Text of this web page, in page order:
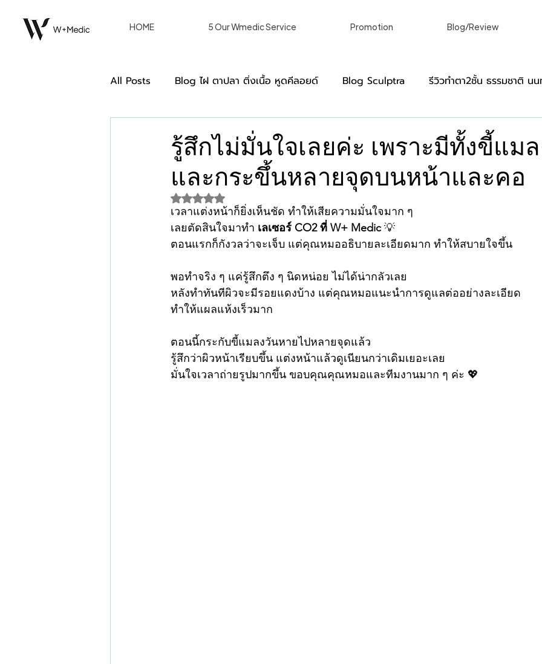
HOME 5 Our Wmedic Service Promotion Blog/Review
All Posts Blog ไฝ ตาปลา ติ่งเนื้อ หูดคีลอยด์ Blog Sculptra รีวิวทําตา2ชั้น ธรรมชาติ น
Double Eyelid ตาสองชั้น [Blog] หมวดหมู่สำหรับผู้ชาย รีวิว ผ่าคีลอย
การรักษาของผู้หญิงด้วยวิธีเลเซอร์ เลเซอร์ขน กําจัดขนถาวร เลเซอร์ถาวร เลเซอร์ผิวหนังแล
we care หลังรักษา W+ Medic Clinic ศัลยกรรมตกแต่งร่างกายในแบบที่ของคุณ
รีวิวฉีดSculptraปรับรูปหน้า นนทบุรี กระชับหน้า Soft Thermage ยกหน้า
รู้สึกไม่มั่นใจเลยค่ะ เพราะมีทั้งขี้แม
และกระขึ้นหลายจุดบนหน้าและคอ
ได้รับ NaN เต็ม 5 ดาว
เวลาแต่งหน้าก็ยิ่งเห็นชัด ทำให้เสียความมั่นใจมาก ๆ
เลยตัดสินใจมาทำ เลเซอร์ CO2 ที่ W+ Medic 💡
ตอนแรกก็กังวลว่าจะเจ็บ แต่คุณหมออธิบายละเอียดมาก ทำให้สบายใจขึ้น
พอทำจริง ๆ แค่รู้สึกตึง ๆ นิดหน่อย ไม่ได้น่ากลัวเลย
หลังทำทันทีผิวจะมีรอยแดงบ้าง แต่คุณหมอแนะนำการดูแลต่ออย่างละเอียด
ทำให้แผลแห้งเร็วมาก
ตอนนี้กระกับขี้แมลงวันหายไปหลายจุดแล้ว
รู้สึกว่าผิวหน้าเรียบขึ้น แต่งหน้าแล้วดูเนียนกว่าเดิมเยอะเลย
มั่นใจเวลาถ่ายรูปมากขึ้น ขอบคุณคุณหมอและทีมงานมาก ๆ ค่ะ 💖